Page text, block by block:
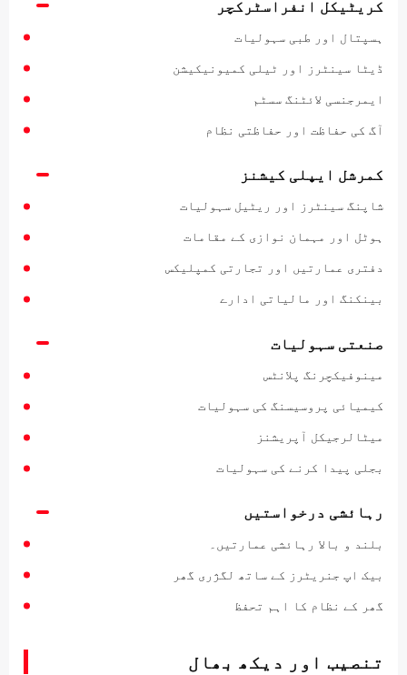
کریٹیکل انفراسٹرکچر
ہسپتال اور طبی سہولیات
ڈیٹا سینٹرز اور ٹیلی کمیونیکیشن
ایمرجنسی لائٹنگ سسٹم
آگ کی حفاظت اور حفاظتی نظام
کمرشل ایپلی کیشنز
شاپنگ سینٹرز اور ریٹیل سہولیات
ہوٹل اور مہمان نوازی کے مقامات
دفتری عمارتیں اور تجارتی کمپلیکس
بینکنگ اور مالیاتی ادارے
صنعتی سہولیات
مینوفیکچرنگ پلانٹس
کیمیائی پروسیسنگ کی سہولیات
میٹالرجیکل آپریشنز
بجلی پیدا کرنے کی سہولیات
رہائشی درخواستیں
بلند و بالا رہائشی عمارتیں۔
بیک اپ جنریٹرز کے ساتھ لگژری گھر
گھر کے نظام کا اہم تحفظ
تنصیب اور دیکھ بھال